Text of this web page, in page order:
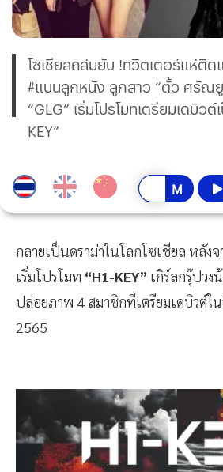
โซเชียลถล่มยับ !ทวิตเตอร์แห่ติด
#แบนลูกหนัง ลูกสาว “ตั้ว ศรัณ
“GLG” เริ่มโปรโมทเตรียมเดบิว
KEY”
กลายเป็นดราม่าในโลกโซเชียล หลังจ
เริ่มโปรโมท “H1-KEY” เกิร์ลกรุ๊ปวง
ปล่อยภาพ 4 สมาชิกที่เตรียมเดบิวต์ใ
2565